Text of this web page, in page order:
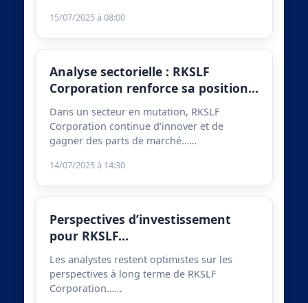
15/07/2025 à 08:00
Analyse sectorielle : RKSLF
Corporation renforce sa position…
Dans un secteur en mutation, RKSLF
Corporation continue d’innover et de
gagner des parts de marché……
14/07/2025 à 14:30
Perspectives d’investissement
pour RKSLF…
Les analystes restent optimistes sur les
perspectives à long terme de RKSLF
Corporation……